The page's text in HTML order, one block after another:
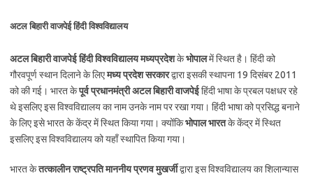
अटल बिहारी वाजपेई हिंदी विश्वविद्यालय
अटल बिहारी वाजपेई हिंदी विश्वविद्यालयमध्यप्रदेशकेभोपालमें स्थित है। हिंदी को
गौरवपूर्ण स्थान दिलाने के लिएमध्य प्रदेश सरकारद्वारा इसकी स्थापना 19 दिसंबर 2011
को की गई। भारत केपूर्व प्रधानमंत्री अटल बिहारी वाजपेईहिंदी भाषा के प्रबल पक्षधर रहे
थे इसलिए इस विश्वविद्यालय का नाम उनके नाम पर रखा गया। हिंदी भाषा को प्रसिद्ध बनाने
के लिए इसे भारत के केंद्र में स्थित किया गया। क्योंकिभोपाल भारतके केंद्र में स्थित
इसलिए इस विश्वविद्यालय को यहाँ स्थापित किया गया।
भारत केतत्कालीन राष्ट्रपति माननीय प्रणव मुखर्जीद्वारा इस विश्वविद्यालय का शिलान्यास